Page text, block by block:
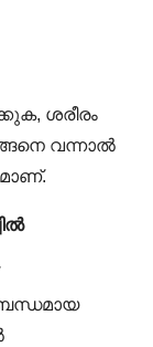
ശരീരം
വന്നാൽ